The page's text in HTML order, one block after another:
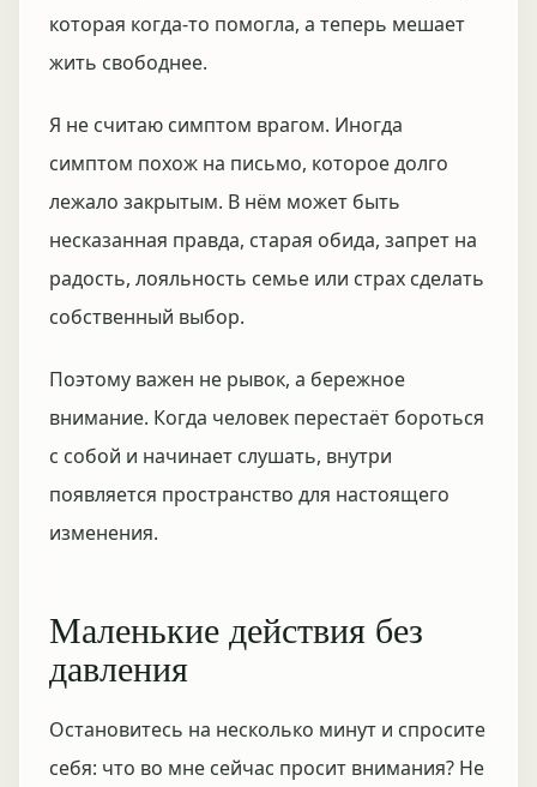
которая когда-то помогла, а теперь мешает
жить свободнее.
Я не считаю симптом врагом. Иногда
симптом похож на письмо, которое долго
лежало закрытым. В нём может быть
несказанная правда, старая обида, запрет на
радость, лояльность семье или страх сделать
собственный выбор.
Поэтому важен не рывок, а бережное
внимание. Когда человек перестаёт бороться
с собой и начинает слушать, внутри
появляется пространство для настоящего
изменения.
Маленькие действия без
давления
Остановитесь на несколько минут и спросите
себя: что во мне сейчас просит внимания? Не